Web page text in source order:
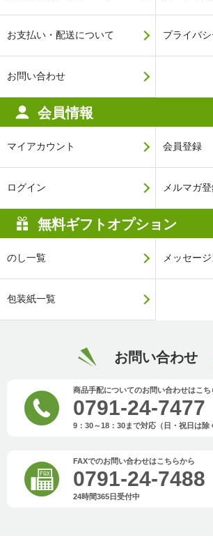
お支払い・配送について プライバ
お問い合わせ
会員情報
マイアカウント 会員登録
ログイン メルマガ
無料ギフトオプション
のし一覧 メッセー
包装紙一覧
お問い合わせ
商品手配についてのお問い合わせはこち
0791-24-7477
9：30～18：30まで対応（日・祝日は除
FAXでのお問い合わせはこちらから
0791-24-7488
24時間365日受付中